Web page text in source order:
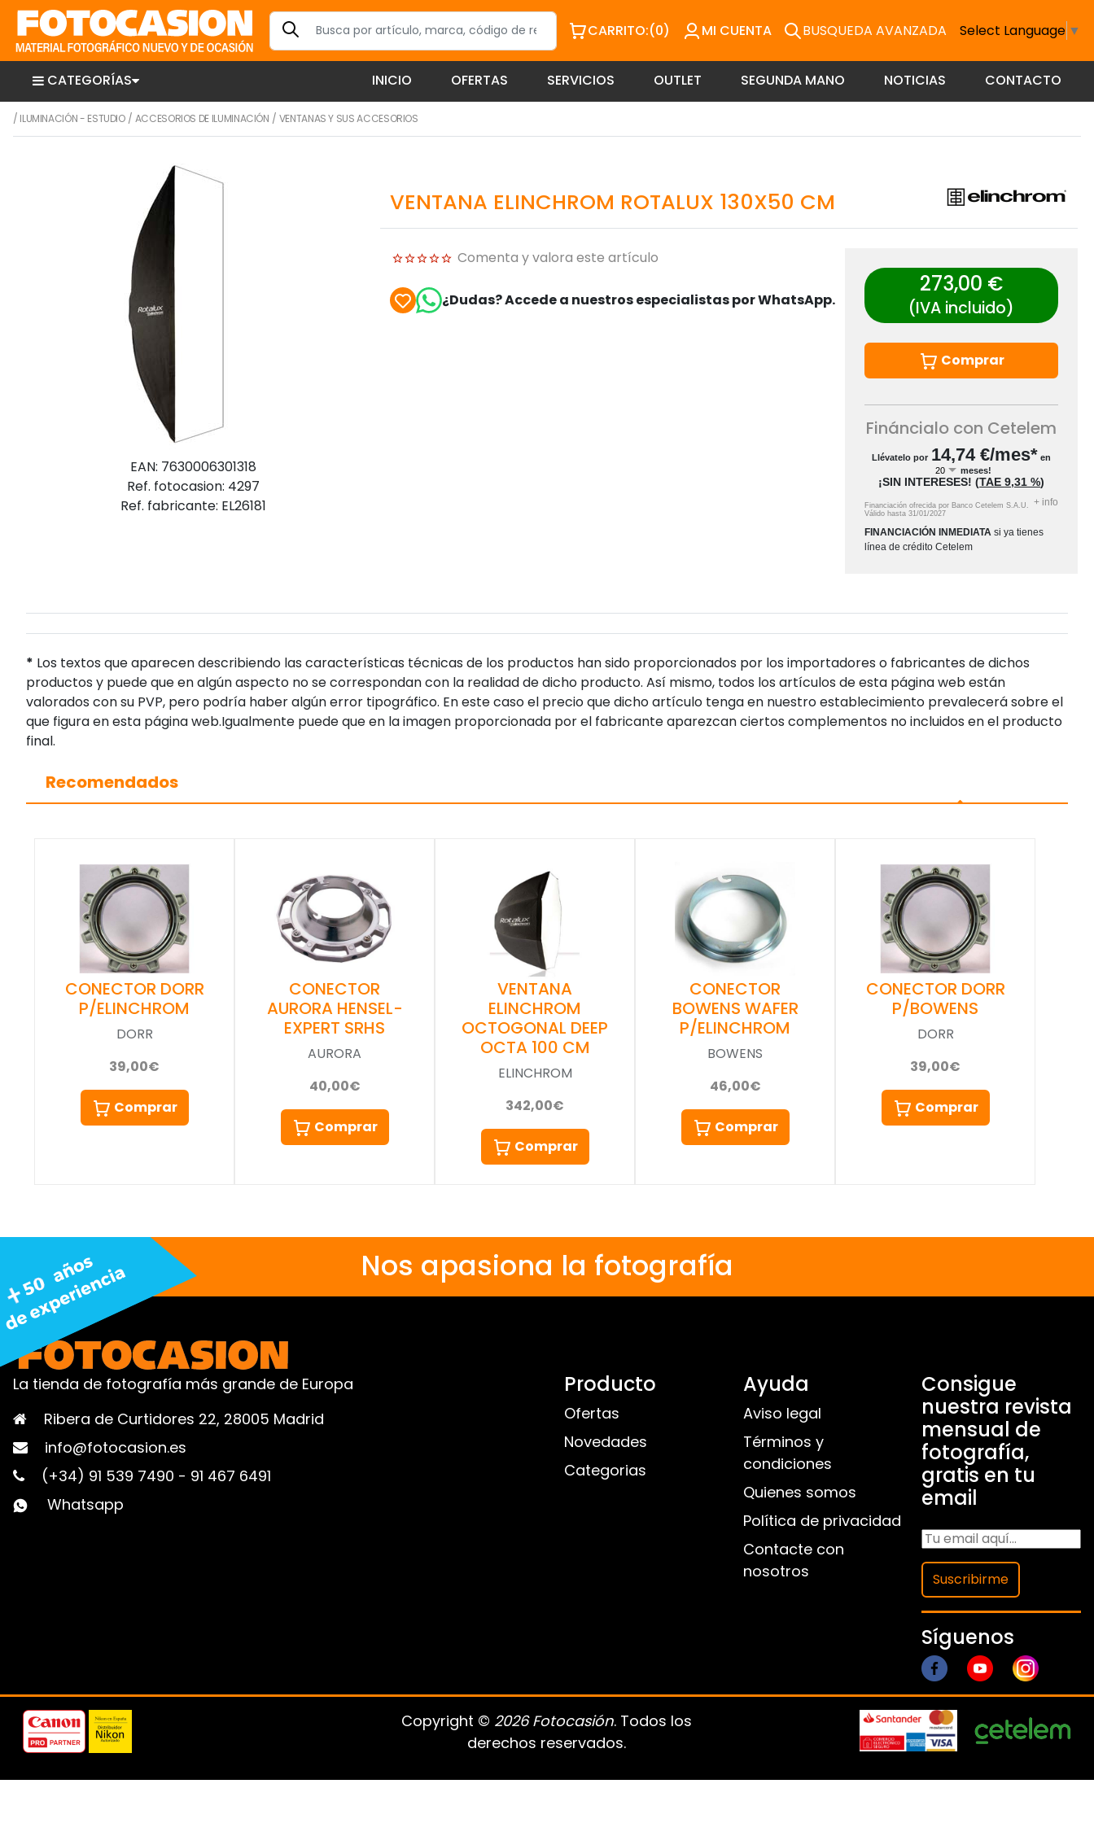
CARRITO:(0) MI CUENTA BUSQUEDA AVANZADA Select Language ▼
CATEGORÍAS INICIO OFERTAS SERVICIOS OUTLET SEGUNDA MANO NOTICIAS CONTACTO
/ ILUMINACIÓN - ESTUDIO/ ACCESORIOS DE ILUMINACIÓN / VENTANAS Y SUS ACCESORIOS
EAN: 7630006301318
Ref. fotocasion: 4297
Ref. fabricante: EL26181
VENTANA ELINCHROM ROTALUX 130X50 CM
Comenta y valora este artículo
¿Dudas? Accede a nuestros especialistas por WhatsApp.
273,00 €
(IVA incluido)
Comprar
Fináncialo con Cetelem
Llévatelo por 14,74€/mes* en
meses!
¡SIN INTERESES!(TAE9,31 %)
Financiación ofrecida por Banco Cetelem S.A.U.
Válido hasta31/01/2027
+ info
FINANCIACIÓN INMEDIATA si ya tienes
línea de crédito Cetelem
* Los textos que aparecen describiendo las características técnicas de los productos han sido proporcionados por los importadores o fabricantes de dichos
productos y puede que en algún aspecto no se correspondan con la realidad de dicho producto. Así mismo, todos los artículos de esta página web están
valorados con su PVP, pero podría haber algún error tipográfico. En este caso el precio que dicho artículo tenga en nuestro establecimiento prevalecerá sobre el
que figura en esta página web.Igualmente puede que en la imagen proporcionada por el fabricante aparezcan ciertos complementos no incluidos en el producto
final.
Recomendados
CONECTOR DORR
P/ELINCHROM
DORR
39,00€
Comprar
CONECTOR
AURORA HENSEL-
EXPERT SRHS
AURORA
40,00€
Comprar
VENTANA
ELINCHROM
OCTOGONAL DEEP
OCTA 100 CM
ELINCHROM
342,00€
Comprar
CONECTOR
BOWENS WAFER
P/ELINCHROM
BOWENS
46,00€
Comprar
CONECTOR DORR
P/BOWENS
DORR
39,00€
Comprar
Nos apasiona la fotografía
La tienda de fotografía más grande de Europa
Ribera de Curtidores 22, 28005 Madrid
info@fotocasion.es
(+34) 91 539 7490 - 91 467 6491
Whatsapp
Producto
Ofertas
Novedades
Categorias
Ayuda
Aviso legal
Términos y
condiciones
Quienes somos
Política de privacidad
Contacte con
nosotros
Consigue
nuestra revista
mensual de
fotografía,
gratis en tu
email
Suscribirme
Síguenos
Copyright © 2026 Fotocasión. Todos los
derechos reservados.